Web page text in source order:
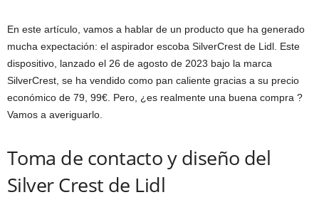
En este artículo, vamos a hablar de un producto que ha generado
mucha expectación: el aspirador escoba SilverCrest de Lidl. Este
dispositivo, lanzado el 26 de agosto de 2023 bajo la marca
SilverCrest, se ha vendido como pan caliente gracias a su precio
económico de 79, 99€. Pero, ¿es realmente una buena compra ?
Vamos a averiguarlo.
Toma de contacto y diseño del
Silver Crest de Lidl